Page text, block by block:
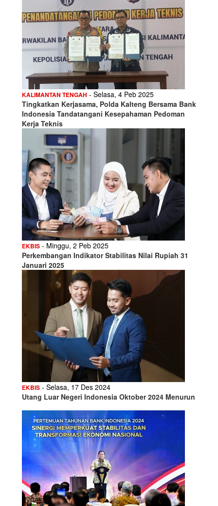
KALIMANTAN TENGAH - Selasa, 4 Peb 2025
Tingkatkan Kerjasama, Polda Kalteng Bersama Bank
Indonesia Tandatangani Kesepahaman Pedoman
Kerja Teknis
EKBIS - Minggu, 2 Peb 2025
Perkembangan Indikator Stabilitas Nilai Rupiah 31
Januari 2025
EKBIS - Selasa, 17 Des 2024
Utang Luar Negeri Indonesia Oktober 2024 Menurun